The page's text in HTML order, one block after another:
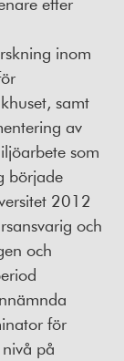
inom
samt
av
som
började
2012
och
och
för
på